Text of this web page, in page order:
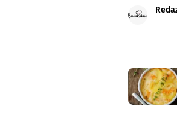
facili